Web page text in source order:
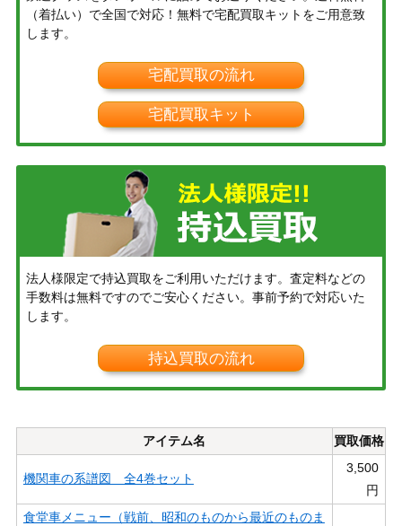
（着払い）で全国で対応！無料で宅配買取キットをご用意致
します。
宅配買取の流れ
宅配買取キット
法人様限定で持込買取をご利用いただけます。査定料などの
手数料は無料ですのでご安心ください。事前予約で対応いた
します。
持込買取の流れ
アイテム名 買取価格
機関車の系譜図 全4巻セット
3,500
円
食堂車メニュー（戦前、昭和のものから最近のものま